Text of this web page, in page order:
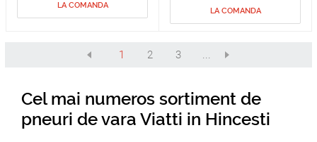
LA COMANDA
LA COMANDA
1 2 3 ...
Cel mai numeros sortiment de
pneuri de vara Viatti in Hincesti